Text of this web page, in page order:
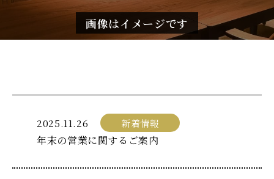
画像はイメージです
2025.11.26 新着情報
年末の営業に関するご案内